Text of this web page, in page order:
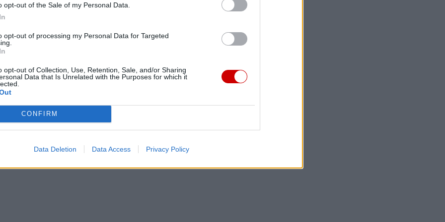
opt-out of the Sale of my Personal Data.
opt-out of processing my Personal Data for Targeted
opt-out of Collection, Use, Retention, Sale, and/or Sharing
Data that Is Unrelated with the Purposes for which it
CONFIRM
Data Deletion Data Access Privacy Policy
tu dla Ciebie!
z życia Kościoła w Polsce i na świecie.
będzie coraz trudniejsze.
za pośrednictwem serwisu Patronite.
Więcej informacji znajdziesz